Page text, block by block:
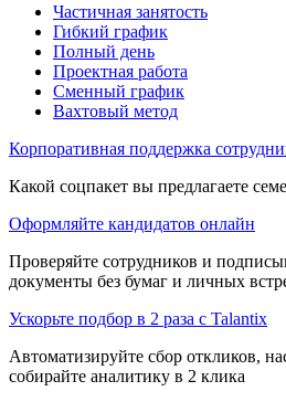
Частичная занятость
Гибкий график
Полный день
Проектная работа
Сменный график
Вахтовый метод
Корпоративная поддержка
Какой соцпакет вы предлагаете
Оформляйте кандидатов онлайн
Проверяйте сотрудников и
документы без бумаг и личных
Ускорьте подбор в 2 раза с Talantix
Автоматизируйте сбор откликов,
собирайте аналитику в 2 клика